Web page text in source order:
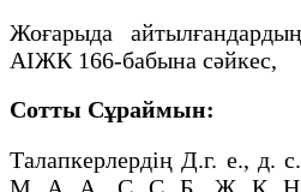
Жоғарыда
АІЖК 166-бабына сәйкес,
Сотты Сұраймын:
Талапкерлердің Д.г. е.,